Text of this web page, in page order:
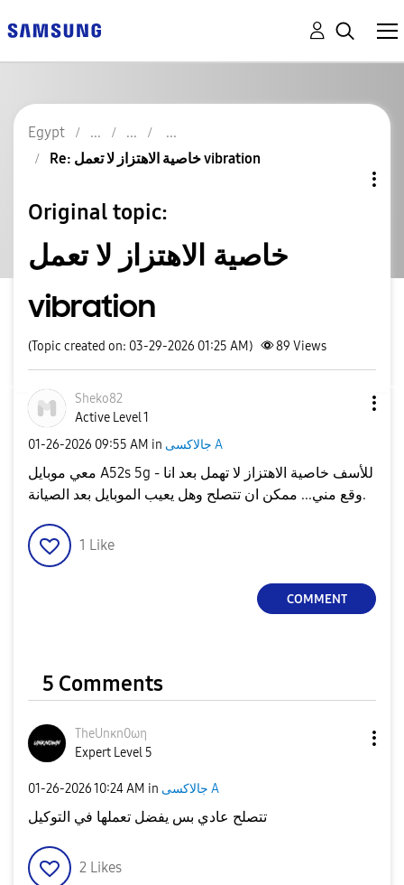
Egypt
Re: خاصية الاهتزاز لا تعمل vibration
Original topic:
خاصية الاهتزاز لا تعمل
vibration
(Topic created on: 03-29-2026 01:25 AM) 89 Views
Sheko82
Active Level 1
‎01-26-2026 09:55 AM in جالاكسى A
معي موبايل A52s 5g - للأسف خاصية الاهتزاز لا تهمل بعد انا
وقع مني... ممكن ان تتصلح وهل يعيب الموبايل بعد الصيانة.
1 Like
COMMENT
5 Comments
TheUnκn0ωη
Expert Level 5
‎01-26-202610:24 AM in جالاكسى A
تتصلح عادي بس يفضل تعملها في التوكيل
2 Likes